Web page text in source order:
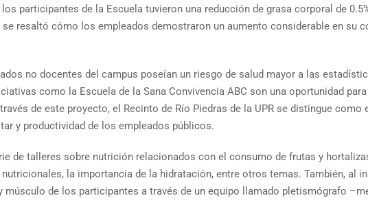
participantes de la Escuela tuvieron una reducción de grasa corporal de
resaltó cómo los empleados demostraron un aumento considerable en su
no docentes del campus poseían un riesgo de salud mayor a las
como la Escuela de la Sana Convivencia ABC son una oportunidad
de este proyecto, el Recinto de Río Piedras de la UPR se distingue como
y productividad de los empleados públicos.
de talleres sobre nutrición relacionados con el consumo de frutas y
la importancia de la hidratación, entre otros temas. También, al
de los participantes a través de un equipo llamado pletismógrafo